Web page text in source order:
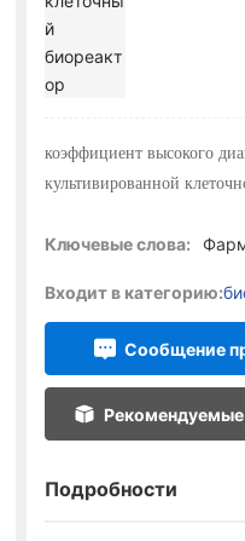
коэффициент высокого
культивированной
Ключевые слова:
Входит в категорию:
Сообщение
Подробности